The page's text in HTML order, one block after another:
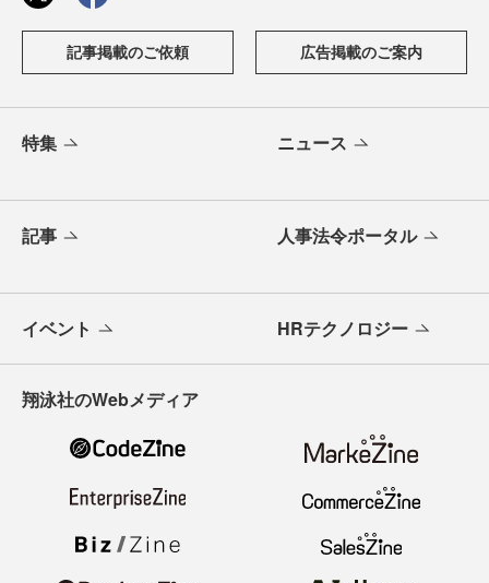
記事掲載のご依頼 広告掲載のご案内
特集 ニュース
記事 人事法令ポータル
イベント HRテクノロジー
翔泳社のWebメディア